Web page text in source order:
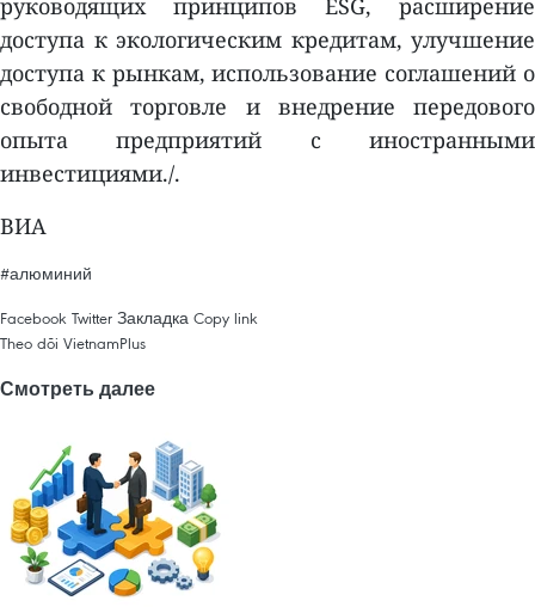
руководящих принципов ESG, расширение
доступа к экологическим кредитам, улучшение
доступа к рынкам, использование соглашений о
свободной торговле и внедрение передового
опыта предприятий с иностранными
инвестициями./.
ВИА
#алюминий
Facebook Twitter Закладка Copy link
Theo dõi VietnamPlus
Смотреть далее